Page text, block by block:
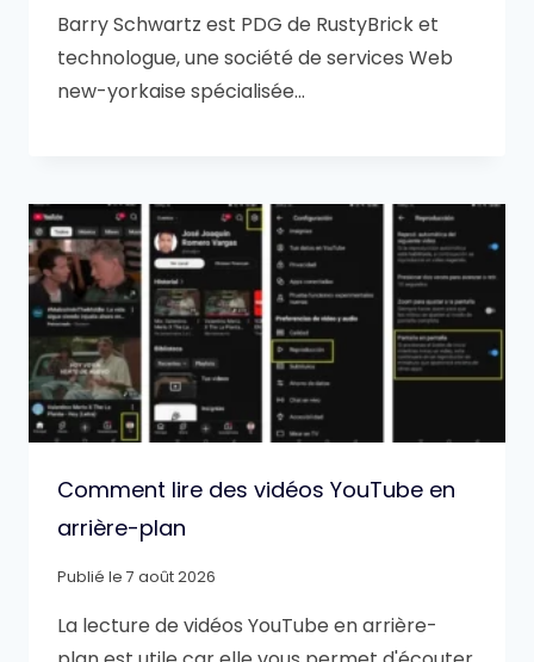
Barry Schwartz est PDG de RustyBrick et
technologue, une société de services Web
new-yorkaise spécialisée…
Comment lire des vidéos YouTube en
arrière-plan
Publié le 7 août 2026
La lecture de vidéos YouTube en arrière-